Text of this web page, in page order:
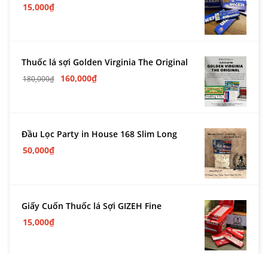
15,000₫
Thuốc lá sợi Golden Virginia The Original
180,000₫ 160,000₫
Đầu Lọc Party in House 168 Slim Long
50,000₫
Giấy Cuốn Thuốc lá Sợi GIZEH Fine
15,000₫